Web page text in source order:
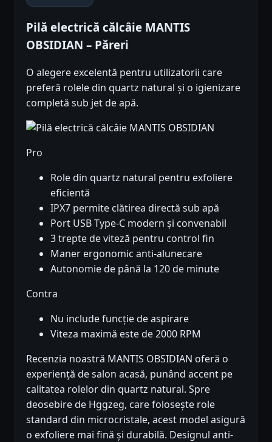
Pilă electrică călcâie MANTIS
OBSIDIAN – Păreri
O alegere excelentă pentru utilizatorii care
preferă rolele din quartz natural și o igienizare
completă sub jet de apă.
Pro
Role din quartz natural pentru exfoliere
eficientă
IPX7 permite clătirea directă sub apă
Port USB Type-C modern și convenabil
3 trepte de viteză pentru control fin
Maner ergonomic anti-alunecare
Autonomie de până la 120 de minute
Contra
Nu include funcție de aspirare
Viteza maximă este de 2000 RPM
Recenzia noastră MANTIS OBSIDIAN oferă o
experiență de salon acasă, punând accent pe
calitatea rolelor din quartz natural. Spre
deosebire de Hggzeg, care folosește role
standard din microcristale, acest model asigură
o exfoliere mai fină și durabilă. Designul anti-